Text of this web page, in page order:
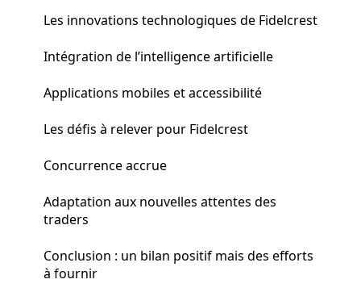
Les innovations technologiques de Fidelcrest
Intégration de l’intelligence artificielle
Applications mobiles et accessibilité
Les défis à relever pour Fidelcrest
Concurrence accrue
Adaptation aux nouvelles attentes des
traders
Conclusion : un bilan positif mais des efforts
à fournir